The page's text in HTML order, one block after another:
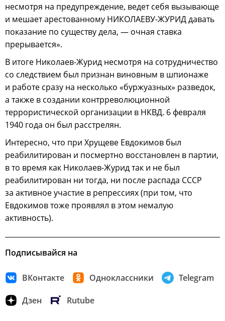
несмотря на предупреждение, ведет себя вызывающе
и мешает арестованному НИКОЛАЕВУ-ЖУРИД давать
показание по существу дела, — очная ставка
прерывается».
В итоге Николаев-Журид несмотря на сотрудничество
со следствием был признан виновным в шпионаже
и работе сразу на несколько «буржуазных» разведок,
а также в создании контрреволюционной
террористической организации в НКВД. 6 февраля
1940 года он был расстрелян.
Интересно, что при Хрущеве Евдокимов был
реабилитирован и посмертно восстановлен в партии,
в то время как Николаев-Журид так и не был
реабилитирован ни тогда, ни после распада СССР
за активное участие в репрессиях (при том, что
Евдокимов тоже проявлял в этом немалую
активность).
Подписывайся на
ВКонтакте Одноклассники Telegram
Дзен Rutube